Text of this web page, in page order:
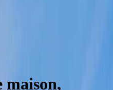
maison,